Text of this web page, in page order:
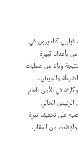
فيليبي كالديرون في
بأعداد كبيرة
وباءً من عمليات
والجيش،
في الأمن العام
وقد عمل الرئيس الحالي
على تخفيف نبرة
من العقاب